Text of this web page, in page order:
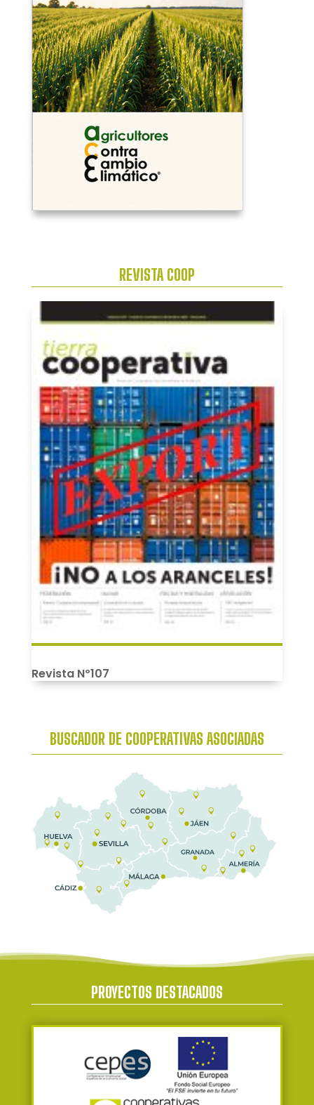
REVISTA COOP
Revista Nº107
BUSCADOR DE COOPERATIVAS ASOCIADAS
PROYECTOS DESTACADOS